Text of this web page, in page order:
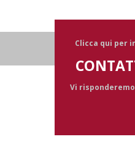
Clicca qui per
Vi